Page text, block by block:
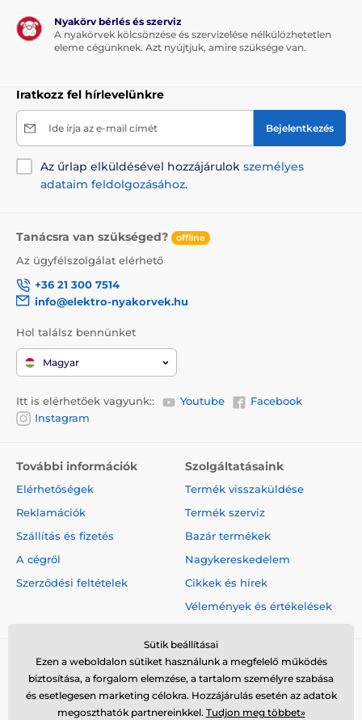
Nyakörv bérlés és szerviz
A nyakörvek kölcsönzése és szervizelése nélkülözhetetlen
eleme cégünknek. Azt nyújtjuk, amire szüksége van.
Iratkozz fel hírlevelünkre
Ide írja az e-mail címét Bejelentkezés
Az űrlap elküldésével hozzájárulok személyes
adataim feldolgozásához.
Tanácsra van szükséged? offline
Az ügyfélszolgálat elérhető
+36 21 300 7514
info@elektro-nyakorvek.hu
Hol találsz bennünket
Magyar
Itt is elérhetőek vagyunk:: Youtube
Facebook
Instagram
További információk
Elérhetőségek
Reklamációk
Szállítás és fizetés
A cégről
Szerződési feltételek
Szolgáltatásaink
Termék visszaküldése
Termék szerviz
Bazár termékek
Nagykereskedelem
Cikkek és hírek
Vélemények és értékelések
Sütik beállításai
Ezen a weboldalon sütiket használunk a megfelelő működés
biztosítása, a forgalom elemzése, a tartalom személyre szabása
és esetlegesen marketing célokra. Hozzájárulás esetén az adatok
megoszthatók partnereinkkel. Tudjon meg többet»